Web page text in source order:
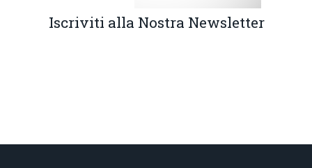
Iscriviti alla Nostra Newsletter